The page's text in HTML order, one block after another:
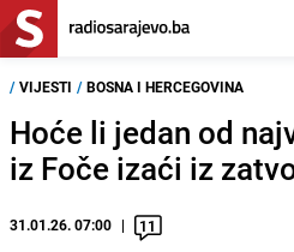
/ VIJESTI / BOSNA I HERCEGOVINA
Hoće li jedan od
iz Foče izaći iz
31.01.26. 07:00 11